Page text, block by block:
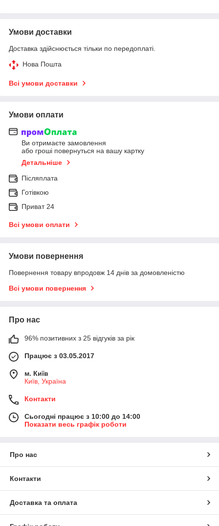
Умови доставки
Доставка здійснюється тільки по передоплаті.
Нова Пошта
Всі умови доставки
Умови оплати
Ви отримаєте замовлення
або гроші повернуться на вашу картку
Детальніше
Післяплата
Готівкою
Приват 24
Всі умови оплати
Умови повернення
Повернення товару впродовж 14 днів за домовленістю
Всі умови повернення
Про нас
96% позитивних з 25 відгуків за рік
Працює з 03.05.2017
м. Київ
Київ, Україна
Контакти
Сьогодні працює з 10:00 до 14:00
Показати весь графік роботи
Про нас
Контакти
Доставка та оплата